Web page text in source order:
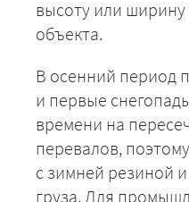
высоту или
объекта.
В осенний период
и первые
времени на
перевалов,
с зимней резиной
груза. Для